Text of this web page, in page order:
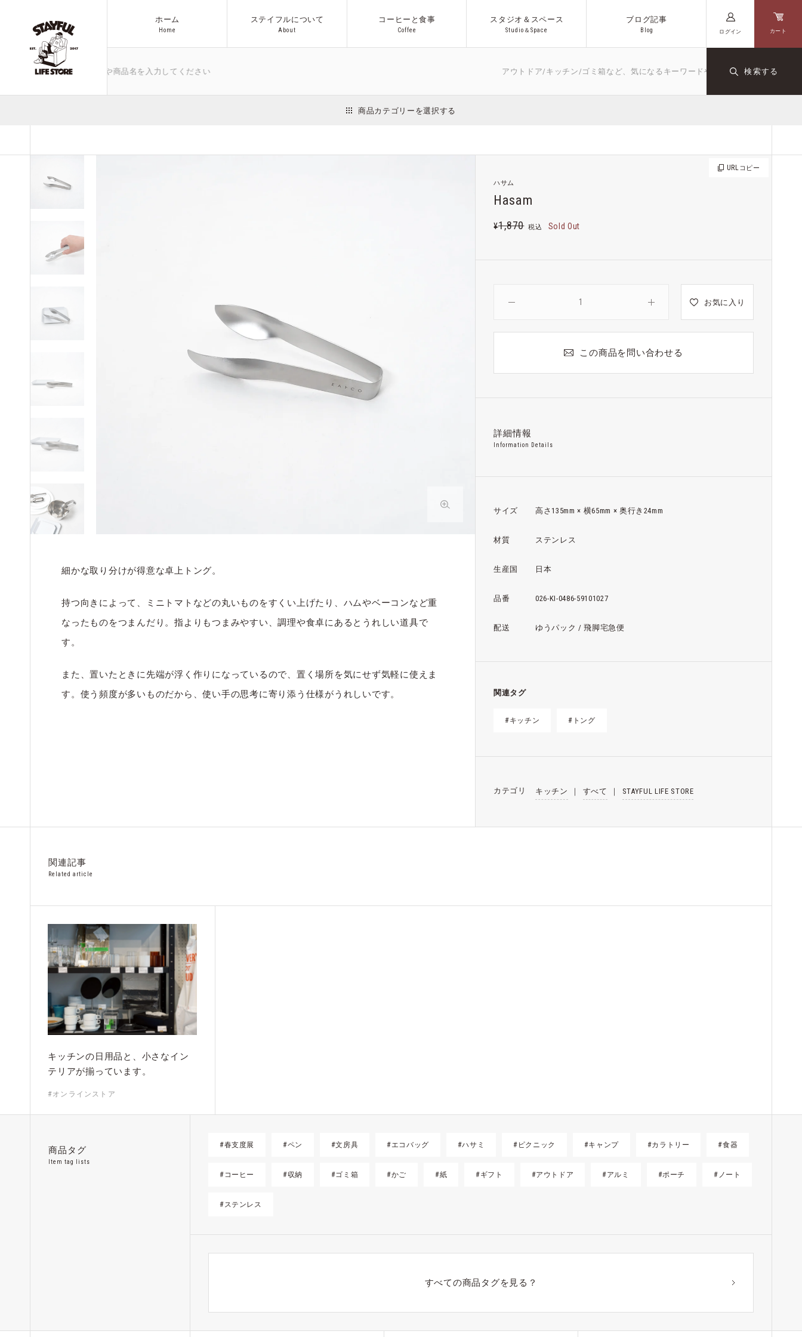
ホーム
Home
ステイフルについて
A bout
コーヒーと食事
Coffee
スタジオ＆スペース
Studio ＆Space
ブログ記事
B og
ログイン カート
になるキーワードや商品名を入力してください アウトドア/キッチン/ゴミ箱など、気になるキーワードや商品名を入力してください
検索する
日用品
アウトドア ファッション アクセサリー Co.プロダクト オリジナル コーヒー
商品カテゴリーを選択する
URL コピー
ハサム
Hasam
¥1,870 税込 Sold Out
お気に入り
この商品を問い合わせる
詳細情報
Information Details
サイズ 高さ135mm × 横65mm × 奥行き24mm
材質 ステンレス
生産国 日本
品番 026-KI-0486-59101027
配送 ゆうパック / 飛脚宅急便
関連タグ
#キッチン #トング
カテゴリ キッチン ｜ すべて ｜ STAYFUL LIFE STORE
細かな取り分けが得意な卓上トング。
持つ向きによって、ミニトマトなどの丸いものをすくい上げたり、ハムやベーコンなど重
なったものをつまんだり。指よりもつまみやすい、調理や食卓にあるとうれしい道具で
す。
また、置いたときに先端が浮く作りになっているので、置く場所を気にせず気軽に使えま
す。使う頻度が多いものだから、使い手の思考に寄り添う仕様がうれしいです。
関連記事
Related article
キッチンの日用品と、小さなイン
テリアが揃っています。
#オンラインストア
商品タグ
Item tag lists
#春支度展 #ペン #文房具 #エコバッグ #ハサミ #ピクニック #キャンプ #カラトリー #食器
#コーヒー #収納 #ゴミ箱 #かご #紙 #ギフト #アウトドア #アルミ #ポーチ #ノート
#ステンレス
すべての商品タグを見る？